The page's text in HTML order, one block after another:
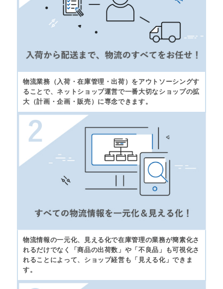
物流業務（入荷・在庫管理・出荷）をアウトソーシングす
ることで、ネットショップ運営で一番大切なショップの拡
大（計画・企画・販売）に専念できます。
物流情報の一元化、見える化で在庫管理の業務が簡素化さ
れるだけでなく「商品の出荷数」や「不良品」も可視化さ
れることによって、ショップ経営も「見える化」できま
す。